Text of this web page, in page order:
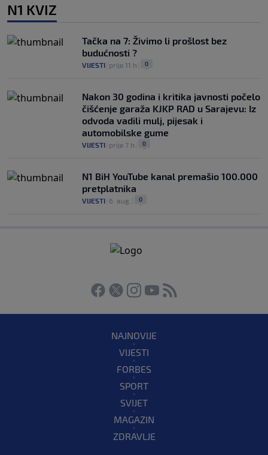
N1 KVIZ
Tačka na 7: Živimo li prošlost bez
budućnosti ?
VIJESTI prije 11 h 0
Nakon 30 godina i kritika javnosti počelo
čišćenje garaža KJKP RAD u Sarajevu: Iz
odvoda vadili mulj, pijesak i
automobilske gume
VIJESTI prije 7 h 0
N1 BiH YouTube kanal premašio 100.000
pretplatnika
VIJESTI 6. aug. 0
NAJNOVIJE
VIJESTI
FORBES
SPORT
SVIJET
MAGAZIN
ZDRAVLJE